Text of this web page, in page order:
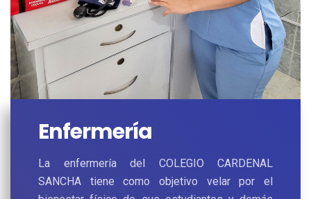
Enfermería
La enfermería del COLEGIO CARDENAL
SANCHA tiene como objetivo velar por el